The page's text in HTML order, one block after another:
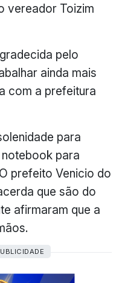
vereador Toizim
pelo
ainda mais
com a prefeitura
para
para
prefeito Venicio do
que são do
afirmaram que a